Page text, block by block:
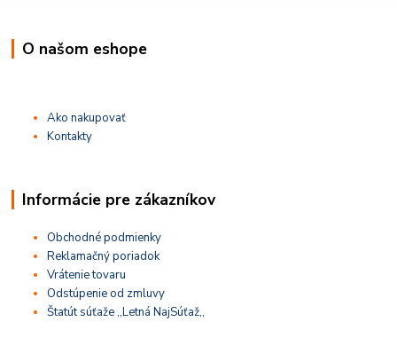
O našom eshope
Ako nakupovať
Kontakty
Informácie pre zákazníkov
Obchodné podmienky
Reklamačný poriadok
Vrátenie tovaru
Odstúpenie od zmluvy
Štatút súťaže ,,Letná NajSúťaž,,